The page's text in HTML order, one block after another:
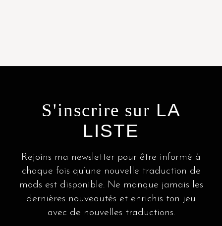
S'inscrire sur LA
LISTE
Rejoins ma newsletter pour être informé à
chaque fois qu’une nouvelle traduction de
mods est disponible. Ne manque jamais les
dernières nouveautés et enrichis ton jeu
avec de nouvelles traductions.